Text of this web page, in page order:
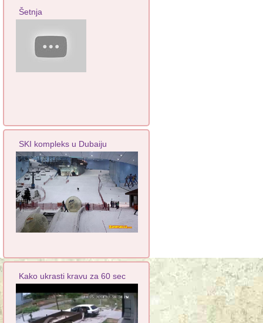
Šetnja
SKI kompleks u Dubaiju
Kako ukrasti kravu za 60 sec